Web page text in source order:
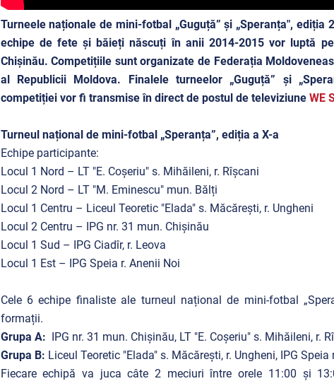
Turneele naționale de mini-fotbal „Guguță” și „Speranța",
echipe de fete și băieți născuți în anii 2014-2015 vor luptă
Chișinău. Competițiile sunt organizate de Federația
al Republicii Moldova. Finalele turneelor „Guguță” și
competiției vor fi transmise în direct de postul de televiziune WE
Turneul național de mini-fotbal „Speranța”, ediția a X-a
Echipe participante:
Locul 1 Nord – LT "E. Coșeriu" s. Mihăileni, r. Rîșcani
Locul 2 Nord – LT "M. Eminescu" mun. Bălți
Locul 1 Centru – Liceul Teoretic "Elada" s. Măcărești, r. Ungheni
Locul 2 Centru – IPG nr. 31 mun. Chișinău
Locul 1 Sud – IPG Ciadîr, r. Leova
Locul 1 Est – IPG Speia r. Anenii Noi
Cele 6 echipe finaliste ale turneul național de mini-fotbal
formații.
Grupa A: IPG nr. 31 mun. Chișinău, LT "E. Coșeriu" s. Mihăileni, r.
Grupa B: Liceul Teoretic "Elada" s. Măcărești, r. Ungheni, IPG
Fiecare echipă va juca câte 2 meciuri între orele 11:00 și